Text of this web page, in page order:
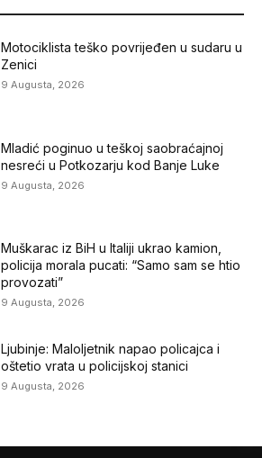
Motociklista teško povrijeđen u sudaru u
Zenici
9 Augusta, 2026
Mladić poginuo u teškoj saobraćajnoj
nesreći u Potkozarju kod Banje Luke
9 Augusta, 2026
Muškarac iz BiH u Italiji ukrao kamion,
policija morala pucati: “Samo sam se htio
provozati”
9 Augusta, 2026
Ljubinje: Maloljetnik napao policajca i
oštetio vrata u policijskoj stanici
9 Augusta, 2026